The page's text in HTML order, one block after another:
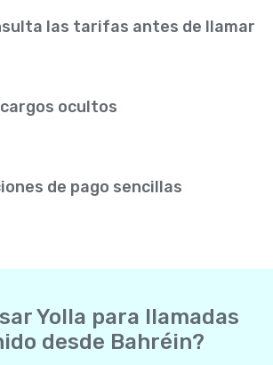
las tarifas antes de llamar
ocultos
de pago sencillas
Yolla para llamadas
desde Bahréin?